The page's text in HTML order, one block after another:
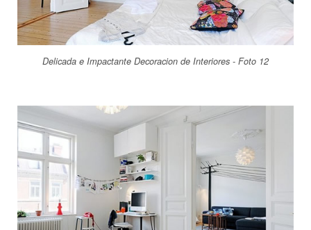
Delicada e Impactante Decoracion de Interiores - Foto 12